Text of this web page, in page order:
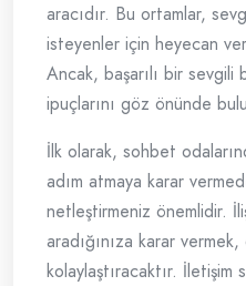
aracıdır. Bu ortamlar,
isteyenler için heyecan
Ancak, başarılı bir sevgili
ipuçlarını göz önünde
İlk olarak, sohbet
adım atmaya karar
netleştirmeniz önemlidir.
aradığınıza karar
kolaylaştıracaktır. İletişim